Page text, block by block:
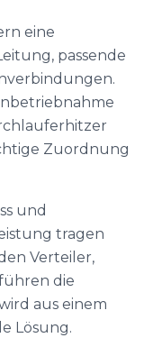
eine
passende
Zuordnung
und
tragen
Verteiler,
die
aus einem
Lösung.